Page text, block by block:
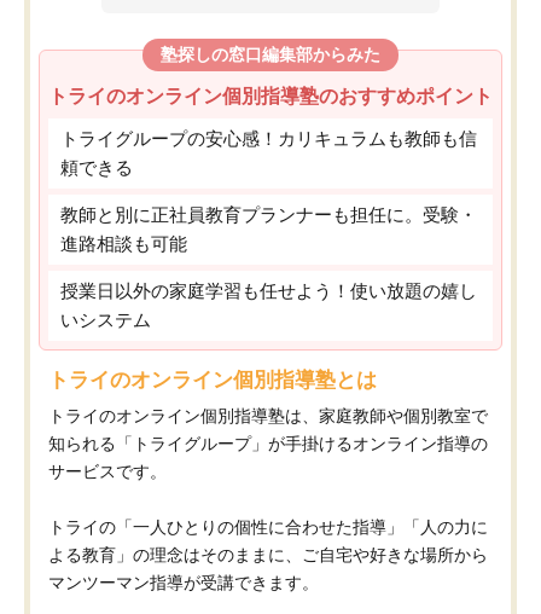
塾探しの窓口編集部からみた
トライのオンライン個別指導塾のおすすめポイント
トライグループの安心感！カリキュラムも教師も信
頼できる
教師と別に正社員教育プランナーも担任に。受験・
進路相談も可能
授業日以外の家庭学習も任せよう！使い放題の嬉し
いシステム
トライのオンライン個別指導塾とは
トライのオンライン個別指導塾は、家庭教師や個別教室で
知られる「トライグループ」が手掛けるオンライン指導の
サービスです。
トライの「一人ひとりの個性に合わせた指導」「人の力に
よる教育」の理念はそのままに、ご自宅や好きな場所から
マンツーマン指導が受講できます。